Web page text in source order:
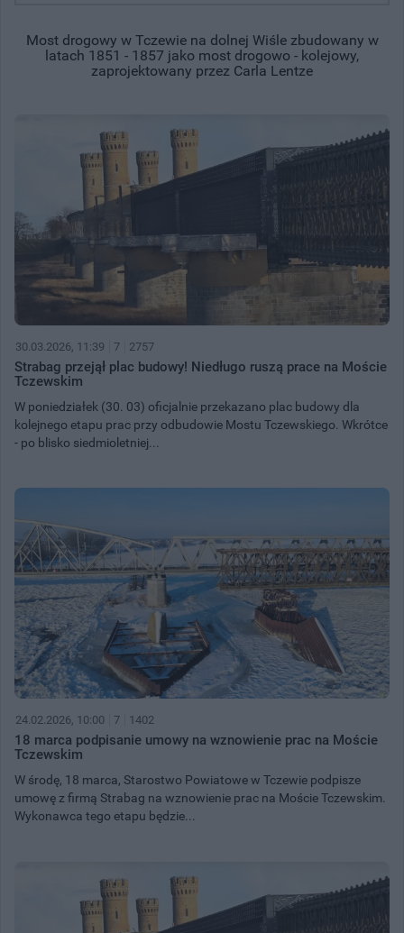
Most drogowy w Tczewie na dolnej Wiśle zbudowany w
latach 1851 - 1857 jako most drogowo - kolejowy,
zaprojektowany przez Carla Lentze
30.03.2026, 11:39 7 2757
Strabag przejął plac budowy! Niedługo ruszą prace na Moście
Tczewskim
W poniedziałek (30. 03) oficjalnie przekazano plac budowy dla
kolejnego etapu prac przy odbudowie Mostu Tczewskiego. Wkrótce
- po blisko siedmioletniej...
24.02.2026, 10:00 7 1402
18 marca podpisanie umowy na wznowienie prac na Moście
Tczewskim
W środę, 18 marca, Starostwo Powiatowe w Tczewie podpisze
umowę z firmą Strabag na wznowienie prac na Moście Tczewskim.
Wykonawca tego etapu będzie...